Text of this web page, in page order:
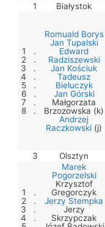
1
Białystok
1
2
3
4
5
6
7
8
.
.
.
.
.
.
.
.
Romuald Borys
Jan Tupalski
Edward
Radziszewski
Jan Kościuk
Tadeusz
Bieluczyk
Jan Górski
Małgorzata
Brzozowska (k)
Andrzej
Raczkowski (j)
3 Olsztyn
1
2
3
4
.
.
.
.
Marek
Pogorzelski
Krzysztof
Gregorczyk
Jerzy Stempka
Jerzy
Skrzypczak